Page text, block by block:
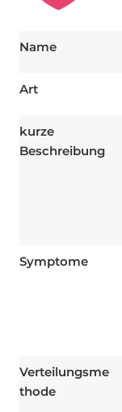
Name
Art
kurze
Beschreibung
Symptome
Verteilungsme
thode